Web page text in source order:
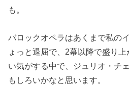
も。
バロックオペラはあくまで私の
ょっと退屈で、2幕以降で盛り
い気がする中で、ジュリオ・チ
もしろいかなと思います。